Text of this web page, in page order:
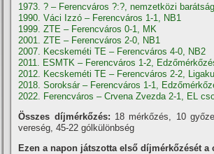
1973. ? – Ferencváros ?:?, nemzetközi
1990. Váci Izzó – Ferencváros 1-1, NB1
1999. ZTE – Ferencváros 0-1, MK
2001. ZTE – Ferencváros 2-0, NB1
2007. Kecskeméti TE – Ferencváros 4-0, NB2
2011. ESMTK – Ferencváros 1-2,
2012. Kecskeméti TE – Ferencváros 2-2,
2018. Soroksár – Ferencváros 1-1,
2022. Ferencváros – Crvena Zvezda 2-1, EL
Összes díjmérkőzés: 18 mérkőzés, 10
vereség, 45-22 gólkülönbség
Ezen a napon játszotta első díjmérkőzését a